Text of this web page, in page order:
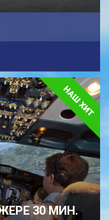
30 МИН.